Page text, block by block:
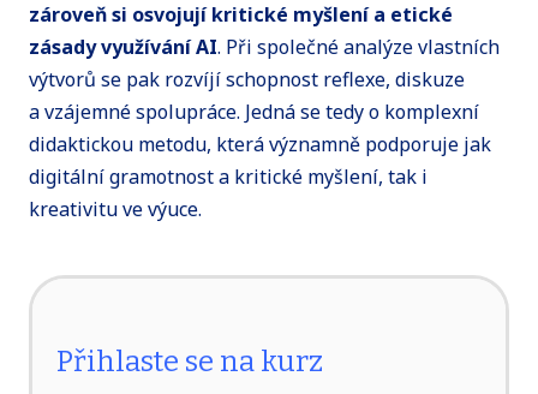
zároveň si osvojují kritické myšlení a etické
zásady využívání AI. Při společné analýze vlastních
výtvorů se pak rozvíjí schopnost reflexe, diskuze
a vzájemné spolupráce. Jedná se tedy o komplexní
didaktickou metodu, která významně podporuje jak
digitální gramotnost a kritické myšlení, tak i
kreativitu ve výuce.
Přihlaste se na kurz